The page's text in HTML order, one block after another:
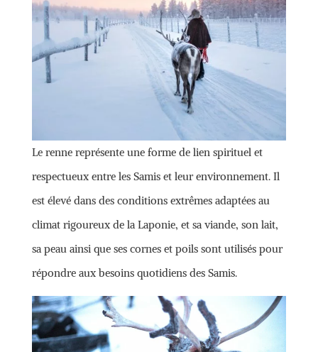
Le renne représente une forme de lien spirituel et
respectueux entre les Samis et leur environnement. Il
est élevé dans des conditions extrêmes adaptées au
climat rigoureux de la Laponie, et sa viande, son lait,
sa peau ainsi que ses cornes et poils sont utilisés pour
répondre aux besoins quotidiens des Samis.